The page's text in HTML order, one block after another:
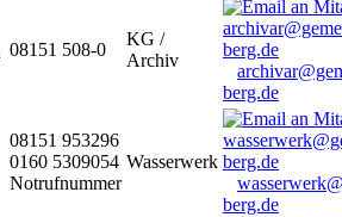
08151 508-0
KG /
Archiv
berg.de
08151 953296
0160 5309054
Notrufnummer
Wasserwerk
berg.de